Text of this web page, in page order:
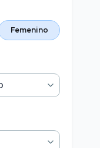
Femenino